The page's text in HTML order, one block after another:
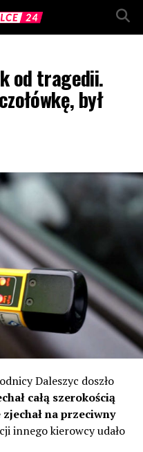
od tragedii.
był
Daleszyc doszło
całą szerokością
na przeciwny
innego kierowcy udało